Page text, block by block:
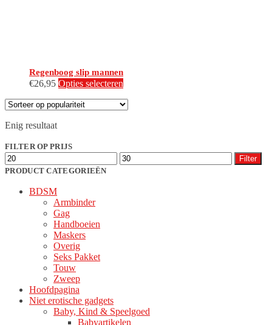
Regenboog slip mannen
€26,95 Opties selecteren
heeft
kan
Enig resultaat
FILTER OP PRIJS
Min.
prijs
Max.
prijs
Filter
PRODUCT CATEGORIEËN
BDSM
Armbinder
Gag
Handboeien
Maskers
Overig
Seks Pakket
Touw
Zweep
Hoofdpagina
Niet erotische gadgets
Baby, Kind & Speelgoed
Babyartikelen